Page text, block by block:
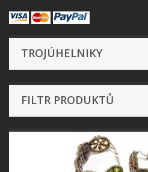
TROJÚHELNIKY
FILTR PRODUKTŮ